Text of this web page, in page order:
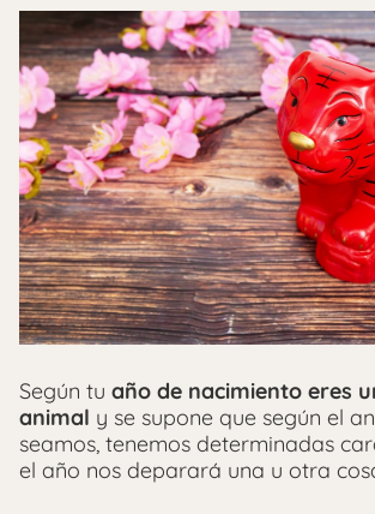
Según tu año de nacimiento eres
animal y se supone que según el
seamos, tenemos determinadas
el año nos deparará una u otra